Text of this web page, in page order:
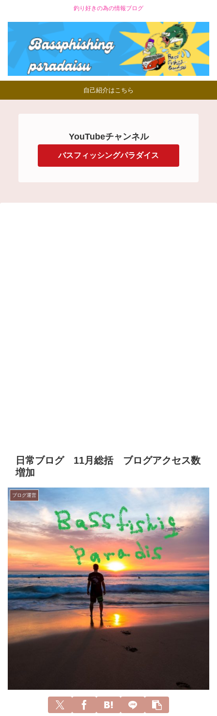
釣り好きの為の情報ブログ
自己紹介はこちら
YouTubeチャンネル
バスフィッシングパラダイス
日常ブログ 11月総括 ブログアクセス数
増加
ブログ運営